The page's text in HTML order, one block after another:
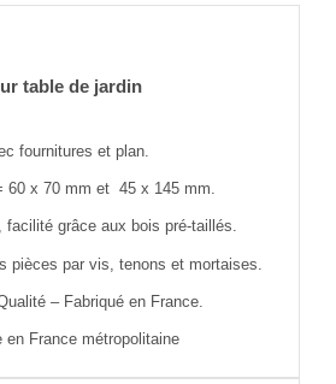
table de jardin
fournitures et plan.
60 x 70 mm et 45 x 145 mm.
facilité grâce aux bois pré-taillés.
pièces par vis, tenons et mortaises.
– Fabriqué en France.
en France métropolitaine